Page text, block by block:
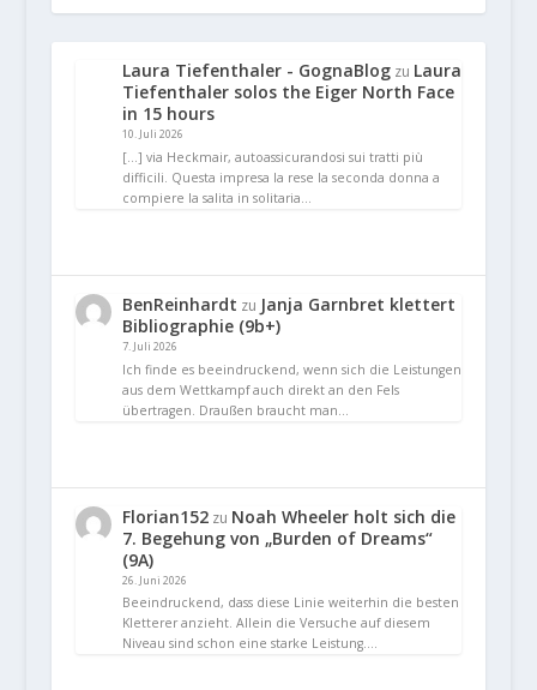
Laura Tiefenthaler - GognaBlogzu Laura
Tiefenthaler solos the Eiger North Face
in 15 hours
10. Juli 2026
[…] via Heckmair, autoassicurandosi sui tratti più
difficili. Questa impresa la rese la seconda donna a
compiere la salita in solitaria…
BenReinhardt zu Janja Garnbret klettert
Bibliographie (9b+)
7. Juli 2026
Ich finde es beeindruckend, wenn sich die Leistungen
aus dem Wettkampf auch direkt an den Fels
übertragen. Draußen braucht man…
Florian152zu Noah Wheeler holt sich die
7. Begehung von „Burden of Dreams“
(9A)
26. Juni 2026
Beeindruckend, dass diese Linie weiterhin die besten
Kletterer anzieht. Allein die Versuche auf diesem
Niveau sind schon eine starke Leistung.…